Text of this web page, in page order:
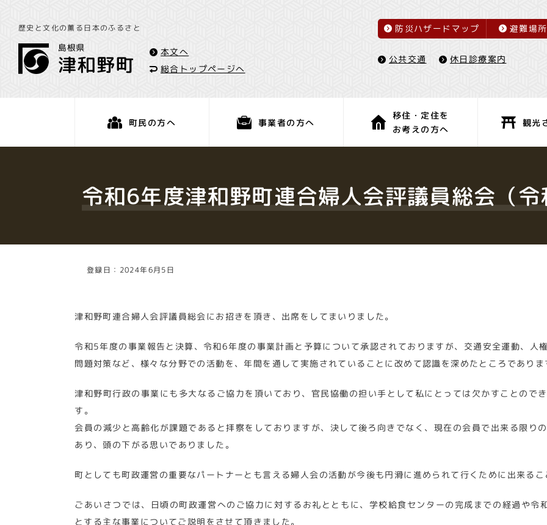
歴史と文化の薫る日本のふるさと
本文へ
総合トップページへ
防災ハザードマップ 避難場所
公共交通 休日診療案内
町民の方へ 事業者の方へ
移住・定住を
お考えの方へ
観光
令和6年度津和野町連合婦人会評議員総会（
登録日：2024年6月5日
津和野町連合婦人会評議員総会にお招きを頂き、出席をしてまいりました。
令和5年度の事業報告と決算、令和6年度の事業計画と予算について承認されておりますが、交通安全運動、人
問題対策など、様々な分野での活動を、年間を通して実施されていることに改めて認識を深めたところでありま
津和野町行政の事業にも多大なるご協力を頂いており、官民協働の担い手として私にとっては欠かすことので
す。
会員の減少と高齢化が課題であると拝察をしておりますが、決して後ろ向きでなく、現在の会員で出来る限り
あり、頭の下がる思いでありました。
町としても町政運営の重要なパートナーとも言える婦人会の活動が今後も円滑に進められて行くために出来るこ
ごあいさつでは、日頃の町政運営へのご協力に対するお礼とともに、学校給食センターの完成までの経過や
とする主な事業についてご説明をさせて頂きました。